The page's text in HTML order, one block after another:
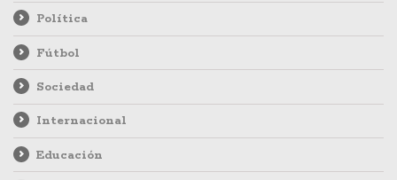
Política
Fútbol
Sociedad
Internacional
Educación